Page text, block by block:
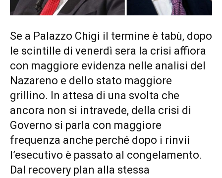
Se a Palazzo Chigi il termine è tabù, dopo
le scintille di venerdì sera la crisi affiora
con maggiore evidenza nelle analisi del
Nazareno e dello stato maggiore
grillino. In attesa di una svolta che
ancora non si intravede, della crisi di
Governo si parla con maggiore
frequenza anche perché dopo i rinvii
l’esecutivo è passato al congelamento.
Dal recovery plan alla stessa